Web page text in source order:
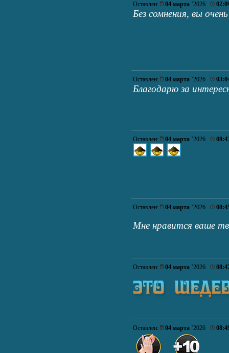
Оставлен: 04 марта ’2026
Без сомнения, вы
Оставлен: 04 марта ’2026
Благодарю за
Оставлен: 04 марта ’2026
Оставлен: 04 марта ’2026
Мне нравится ваше
Оставлен: 04 марта ’2026
Оставлен: 04 марта ’2026